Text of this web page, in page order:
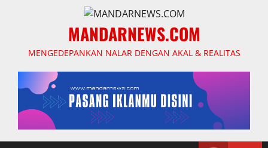
MANDARNEWS.COM
MENGEDEPANKAN NALAR DENGAN AKAL & REALITAS